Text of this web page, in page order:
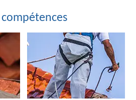
compétences